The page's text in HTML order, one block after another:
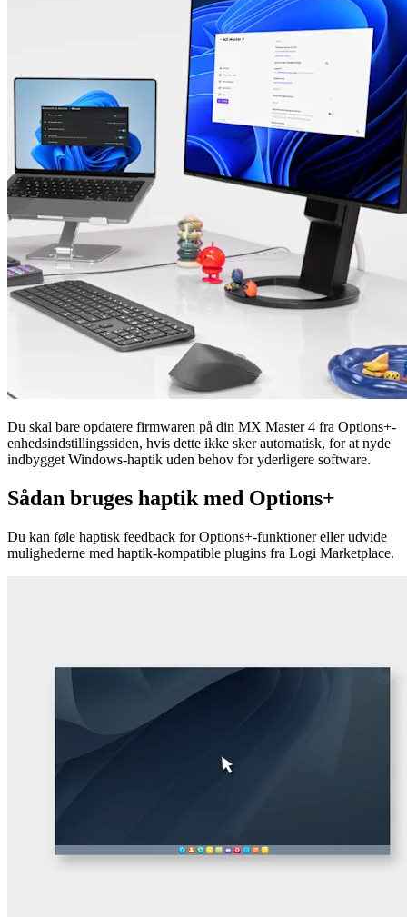
Du skal bare opdatere firmwaren på din MX Master 4 fra Options+-
enhedsindstillingssiden, hvis dette ikke sker automatisk, for at nyde
indbygget Windows-haptik uden behov for yderligere software.
Sådan bruges haptik med Options+
Du kan føle haptisk feedback for Options+-funktioner eller udvide
mulighederne med haptik-kompatible plugins fra Logi Marketplace.